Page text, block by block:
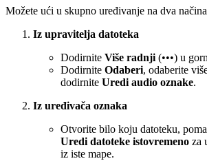
Možete ući u skupno uređivanje na dva
Iz upravitelja datoteka
Dodirnite Više radnji (•••) u
Dodirnite Odaberi, odaberite
dodirnite Uredi audio oznake.
Iz uređivača oznaka
Otvorite bilo koju datoteku,
Uredi datoteke istovremeno za
iz iste mape.